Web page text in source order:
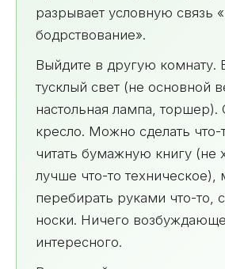
разрывает условную связь
бодрствование».
Выйдите в другую комнату.
тусклый свет (не основной
настольная лампа, торшер).
кресло. Можно сделать что-
читать бумажную книгу (не
лучше что-то техническое),
перебирать руками что-то,
носки. Ничего
интересного.